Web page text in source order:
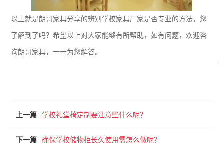
以上就是朗哥家具分享的辨别学校家具厂家是否专业的方法，您
了解到了吗？希望以上对大家能够有所帮助，如有问题，欢迎咨
询朗哥家具，一一为您解答。
上一篇 学校礼堂椅定制要注意些什么呢？
下一篇 确保学校储物柜长久使用需怎么做呢？